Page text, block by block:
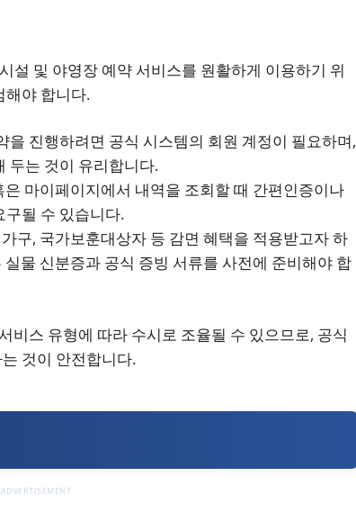
설 및 야영장 예약 서비스를 원활하게 이용하기 위
해야 합니다.
을 진행하려면 공식 시스템의 회원 계정이 필요하며,
두는 것이 유리합니다.
은 마이페이지에서 내역을 조회할 때 간편인증이나
구될 수 있습니다.
구, 국가보훈대상자 등 감면 혜택을 적용받고자 하
물 신분증과 공식 증빙 서류를 사전에 준비해야 합
비스 유형에 따라 수시로 조율될 수 있으므로, 공식
것이 안전합니다.
ADVERTISEMENT